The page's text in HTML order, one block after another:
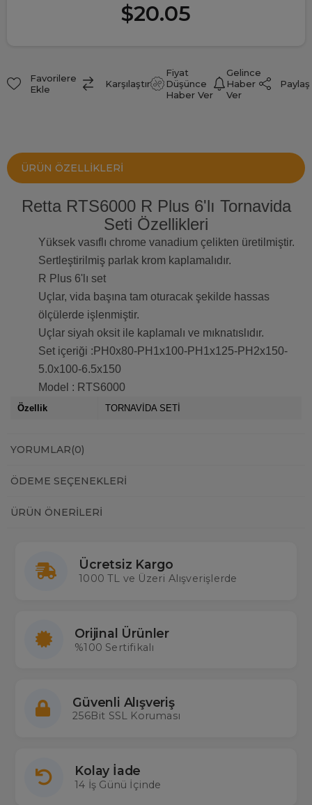
$20.05
Favorilere
Ekle
Karşılaştır
Fiyat
Düşünce
Haber Ver
Gelince
Haber
Ver
Paylaş
ÜRÜN ÖZELLIKLERI
Retta RTS6000 R Plus 6'lı Tornavida
Seti Özellikleri
Yüksek vasıflı chrome vanadium çelikten üretilmiştir.
Sertleştirilmiş parlak krom kaplamalıdır.
R Plus 6'lı set
Uçlar, vida başına tam oturacak şekilde hassas
ölçülerde işlenmiştir.
Uçlar siyah oksit ile kaplamalı ve mıknatıslıdır.
Set içeriği :PH0x80-PH1x100-PH1x125-PH2x150-
5.0x100-6.5x150
Model : RTS6000
Özellik TORNAVİDA SETİ
YORUMLAR(0)
ÖDEME SEÇENEKLERI
ÜRÜN ÖNERILERI
Ücretsiz Kargo
1000 TL ve Üzeri Alışverişlerde
Orijinal Ürünler
%100 Sertifikalı
Güvenli Alışveriş
256Bit SSL Koruması
Kolay İade
14 İş Günü İçinde